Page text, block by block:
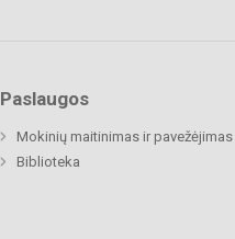
Paslaugos
Mokinių maitinimas ir pavežėjimas
Biblioteka